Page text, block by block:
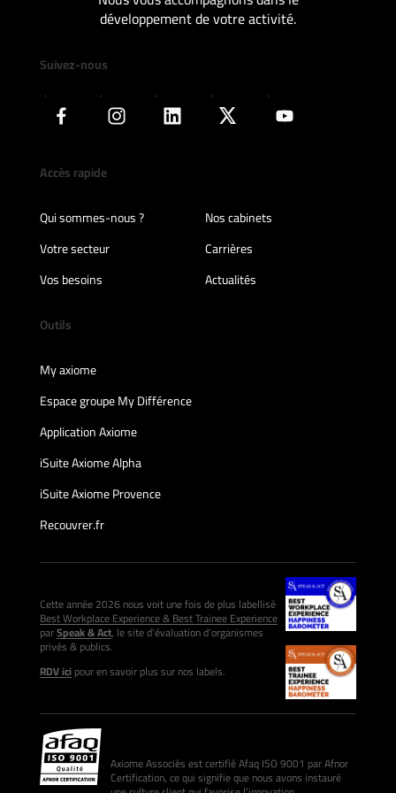
développement de votre activité.
Suivez-nous
Accès rapide
Qui sommes-nous ?
Nos cabinets
Votre secteur
Carrières
Vos besoins
Actualités
Outils
My axiome
Espace groupe My Différence
Application Axiome
iSuite Axiome Alpha
iSuite Axiome Provence
Recouvrer.fr
Cette année 2026 nous voit une fois de plus labellisé
Best Workplace Experience & Best Trainee Experience
parSpeak & Act, le site d’évaluation d’organismes
privés & publics.
RDV icipour en savoir plus sur nos labels.
Axiome Associés est certifié Afaq ISO 9001 par Afnor
Certification, ce qui signifie que nous avons instauré